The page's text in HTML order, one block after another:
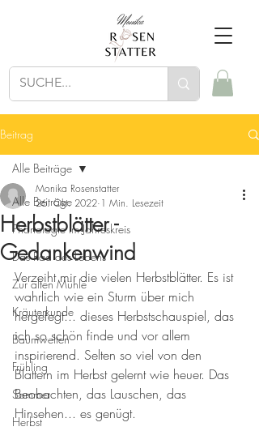
Beitrag
Alle Beiträge
Phänologie im Jahreskreis
Das Rad des Lebens
Zur alten Mühle
Kräuterkunde
Baumwelten
Frühling
Sommer
Herbst
Alle Beiträge
Herbstblätter -
Gedankenwind
Monika Rosenstatter
26. Okt. 2022 1 Min. Lesezeit
Verzeiht mir die vielen Herbstblätter. Es ist
wahrlich wie ein Sturm über mich
hergefegt... dieses Herbstschauspiel, das
ich so schön finde und vor allem
inspirierend. Selten so viel von den
Blättern im Herbst gelernt wie heuer. Das
Beobachten, das Lauschen, das
Hinsehen... es genügt.